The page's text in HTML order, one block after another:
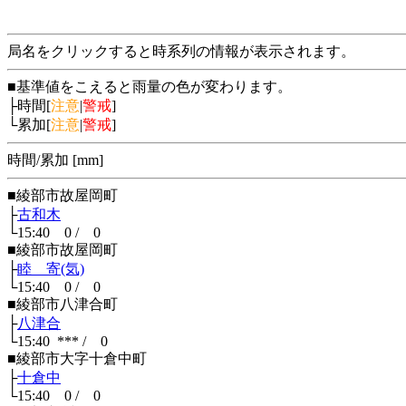
局名をクリックすると時系列の情報が表示されます。
■基準値をこえると雨量の色が変わります。
├時間[注意|警戒]
└累加[注意|警戒]
時間/累加 [mm]
■綾部市故屋岡町
├古和木
└15:40 0 / 0
■綾部市故屋岡町
├睦 寄(気)
└15:40 0 / 0
■綾部市八津合町
├八津合
└15:40 *** / 0
■綾部市大字十倉中町
├十倉中
└15:40 0 / 0